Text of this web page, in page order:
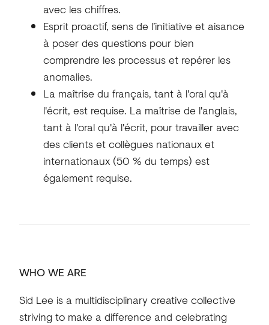
avec les chiffres.
Esprit proactif, sens de l’initiative et aisance
à poser des questions pour bien
comprendre les processus et repérer les
anomalies.
La maîtrise du français, tant à l'oral qu'à
l'écrit, est requise. La maîtrise de l'anglais,
tant à l'oral qu'à l'écrit, pour travailler avec
des clients et collègues nationaux et
internationaux (50 % du temps) est
également requise.
WHO WE ARE
Sid Lee is a multidisciplinary creative collective
striving to make a difference and celebrating